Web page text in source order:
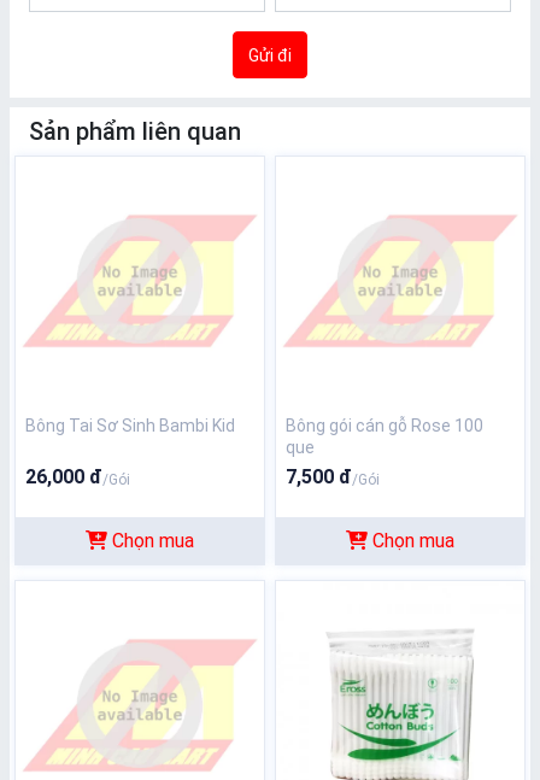
Gửi đi
Sản phẩm liên quan
Bông Tai Sơ Sinh Bambi Kid
26,000 đ/Gói
Chọn mua
Bông gói cán gỗ Rose 100
que
7,500 đ/Gói
Chọn mua